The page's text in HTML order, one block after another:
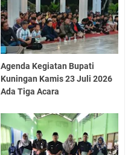
Agenda Kegiatan Bupati
Kuningan Kamis 23 Juli 2026
Ada Tiga Acara